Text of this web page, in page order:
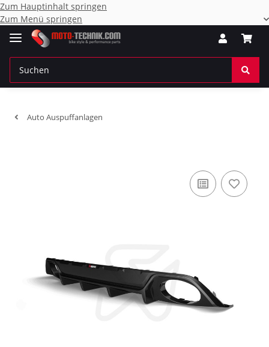
Zum Hauptinhalt springen
Zum Menü springen
Auto Auspuffanlagen